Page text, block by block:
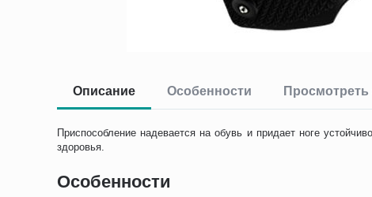
Описание Особенности
Приспособление надевается на обувь и придает ноге
здоровья.
Особенности